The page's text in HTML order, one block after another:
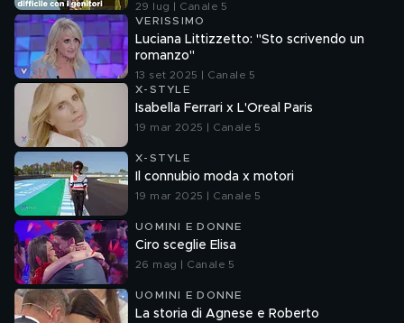
29 lug | Canale 5
VERISSIMO
Luciana Littizzetto: "Sto scrivendo un
romanzo"
13 set 2025 | Canale 5
X-STYLE
Isabella Ferrari x L'Oreal Paris
19 mar 2025 | Canale 5
X-STYLE
Il connubio moda x motori
19 mar 2025 | Canale 5
UOMINI E DONNE
Ciro sceglie Elisa
26 mag | Canale 5
UOMINI E DONNE
La storia di Agnese e Roberto